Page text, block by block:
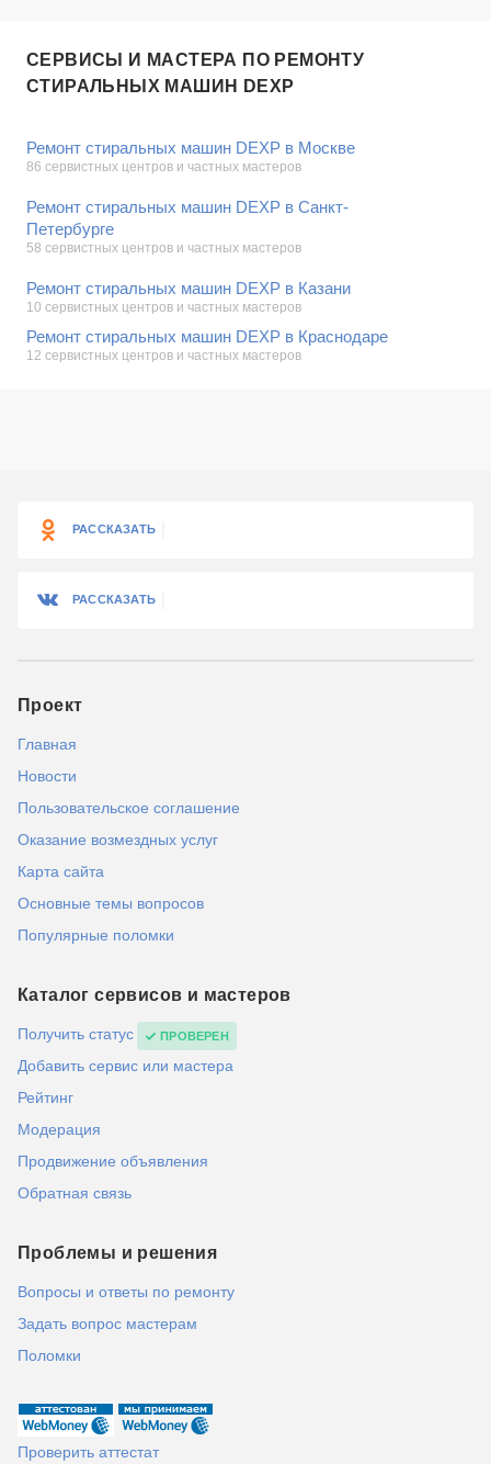
СЕРВИСЫ И МАСТЕРА ПО РЕМОНТУ
СТИРАЛЬНЫХ МАШИН DEXP
Ремонт стиральных машин DEXP в Москве
86 сервистных центров и частных мастеров
Ремонт стиральных машин DEXP в Санкт-
Петербурге
58 сервистных центров и частных мастеров
Ремонт стиральных машин DEXP в Казани
10 сервистных центров и частных мастеров
Ремонт стиральных машин DEXP в Краснодаре
12 сервистных центров и частных мастеров
РАССКАЗАТЬ
РАССКАЗАТЬ
Проект
Главная
Новости
Пользовательское соглашение
Оказание возмездных услуг
Карта сайта
Основные темы вопросов
Популярные поломки
Каталог сервисов и мастеров
Получить статус ПРОВЕРЕН
Добавить сервис или мастера
Рейтинг
Модерация
Продвижение объявления
Обратная связь
Проблемы и решения
Вопросы и ответы по ремонту
Задать вопрос мастерам
Поломки
Проверить аттестат